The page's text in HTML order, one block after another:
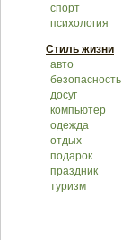
спорт
психология
Стиль жизни
авто
безопасность
досуг
компьютер
одежда
отдых
подарок
праздник
туризм